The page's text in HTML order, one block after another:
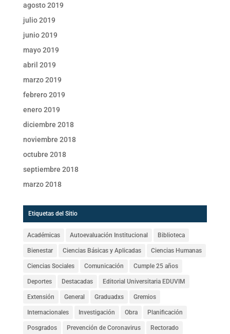
agosto 2019
julio 2019
junio 2019
mayo 2019
abril 2019
marzo 2019
febrero 2019
enero 2019
diciembre 2018
noviembre 2018
octubre 2018
septiembre 2018
marzo 2018
Etiquetas del Sitio
Académicas Autoevaluación Institucional Biblioteca
Bienestar Ciencias Básicas y Aplicadas Ciencias Humanas
Ciencias Sociales Comunicación Cumple 25 años
Deportes Destacadas Editorial Universitaria EDUVIM
Extensión General Graduadxs Gremios
Internacionales Investigación Obra Planificación
Posgrados Prevención de Coronavirus Rectorado